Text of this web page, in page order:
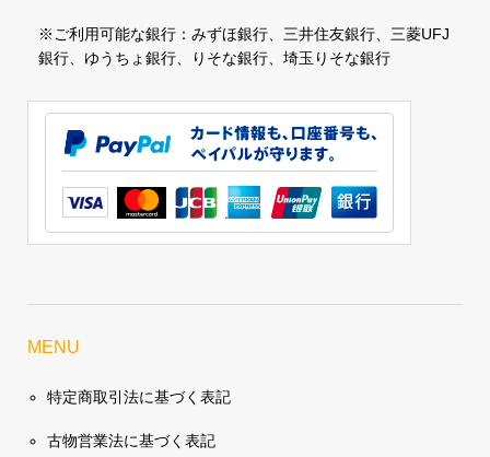
※ご利用可能な銀行：みずほ銀行、三井住友銀行、三菱UFJ
銀行、ゆうちょ銀行、りそな銀行、埼玉りそな銀行
MENU
特定商取引法に基づく表記
古物営業法に基づく表記